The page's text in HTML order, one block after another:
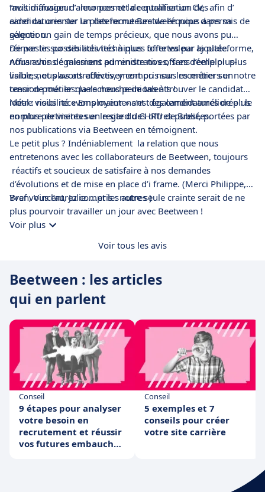
“avis manageur” leur permet de qualifier un CV, afin d’
aider ou orienter un des recruteurs de l’équipe dans sa
sélection.
multidiffusion d’annonces et la centralisation des
candidatures sur la plateforme Beetween nous a permis de
gagner un gain de temps précieux, que nous avons pu
réinvestir sur des activités à plus forte valeur ajoutée.
Affranchis de missions administratives, sans réelle plus-
value, nous avons effectivement pu nous recentrer sur notre
cœur de métier : la recherche de talents !
De par les possibilités techniques offertes par la plateforme,
nous avons également pu rendre nos offres d’emploi plus
lisibles, et plus attractives, y compris sur les métiers en
tension pour lesquels nous peinions à trouver le candidat
idéal : nous recevons maintenant des candidatures de plus
en plus pertinentes en regard des offres publiées.
Notre visibilité « Employeur » s’est également améliorée : le
nombre de visites sur le site du CHRU de Brest, portées par
nos publications via Beetween en témoignent.
Le petit plus ? Indéniablement la relation que nous
entretenons avec les collaborateurs de Beetween, toujours
réactifs et soucieux de satisfaire à nos demandes
d’évolutions et de mise en place d’i frame. (Merci Philippe,
Yvan, Vincent, Julie…..et les autres )
Bref vous l’aurez compris : notre seule crainte serait de ne
plus pourvoir travailler un jour avec Beetween !
Voir plus
Voir tous les avis
Beetween : les articles
qui en parlent
Conseil
9 étapes pour analyser
votre besoin en
recrutement et réussir
vos futures embauches
Conseil
5 exemples et 7
conseils pour créer
votre site carrière